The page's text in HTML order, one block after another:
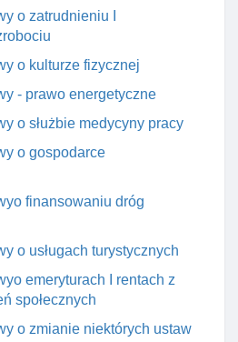
o zatrudnieniu I
o kulturze fizycznej
- prawo energetyczne
o służbie medycyny pracy
o gospodarce
finansowaniu dróg
o usługach turystycznych
emeryturach I rentach z
społecznych
o zmianie niektórych ustaw